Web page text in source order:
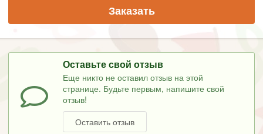
Заказать
Оставьте свой отзыв
Еще никто не оставил отзыв на этой
странице. Будьте первым, напишите свой
отзыв!
Оставить отзыв